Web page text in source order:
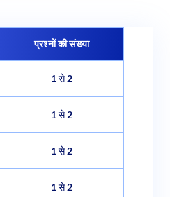
प्रश्नों की संख्या
1 से 2
1 से 2
1 से 2
1 से 2